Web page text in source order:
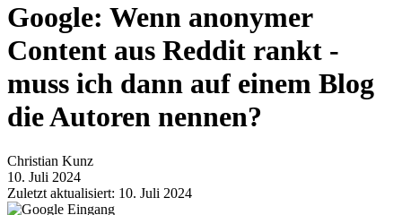
Google: Wenn anonymer
Content aus Reddit rankt -
muss ich dann auf einem Blog
die Autoren nennen?
Christian Kunz
10. Juli 2024
Zuletzt aktualisiert: 10. Juli 2024